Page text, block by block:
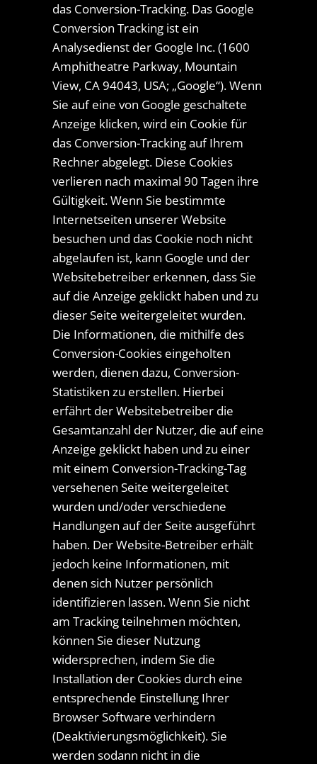
das Conversion-Tracking. Das Google
Conversion Tracking ist ein
Analysedienst der Google Inc. (1600
Amphitheatre Parkway, Mountain
View, CA 94043, USA; „Google“). Wenn
Sie auf eine von Google geschaltete
Anzeige klicken, wird ein Cookie für
das Conversion-Tracking auf Ihrem
Rechner abgelegt. Diese Cookies
verlieren nach maximal 90 Tagen ihre
Gültigkeit. Wenn Sie bestimmte
Internetseiten unserer Website
besuchen und das Cookie noch nicht
abgelaufen ist, kann Google und der
Websitebetreiber erkennen, dass Sie
auf die Anzeige geklickt haben und zu
dieser Seite weitergeleitet wurden.
Die Informationen, die mithilfe des
Conversion-Cookies eingeholten
werden, dienen dazu, Conversion-
Statistiken zu erstellen. Hierbei
erfährt der Websitebetreiber die
Gesamtanzahl der Nutzer, die auf eine
Anzeige geklickt haben und zu einer
mit einem Conversion-Tracking-Tag
versehenen Seite weitergeleitet
wurden und/oder verschiedene
Handlungen auf der Seite ausgeführt
haben. Der Website-Betreiber erhält
jedoch keine Informationen, mit
denen sich Nutzer persönlich
identifizieren lassen. Wenn Sie nicht
am Tracking teilnehmen möchten,
können Sie dieser Nutzung
widersprechen, indem Sie die
Installation der Cookies durch eine
entsprechende Einstellung Ihrer
Browser Software verhindern
(Deaktivierungsmöglichkeit). Sie
werden sodann nicht in die